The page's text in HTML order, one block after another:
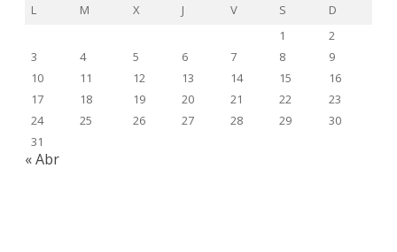
L
M X J V S
D
1
2
3
4 5 6 7 8
9
10
11 12 13 14 15
16
17
18 19 20 21 22
23
24
25 26 27 28 29
30
31
« Abr